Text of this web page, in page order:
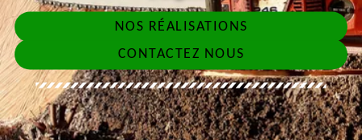
NOS RÉALISATIONS
CONTACTEZ NOUS